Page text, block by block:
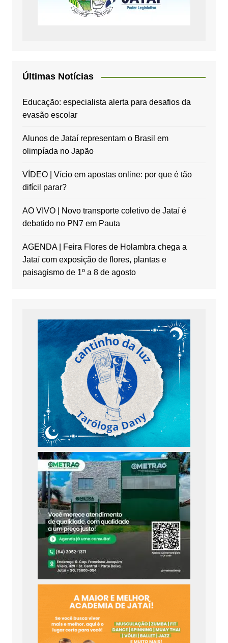
Últimas Notícias
Educação: especialista alerta para desafios da
evasão escolar
Alunos de Jataí representam o Brasil em
olimpíada no Japão
VÍDEO | Vício em apostas online: por que é tão
difícil parar?
AO VIVO | Novo transporte coletivo de Jataí é
debatido no PN7 em Pauta
AGENDA | Feira Flores de Holambra chega a
Jataí com exposição de flores, plantas e
paisagismo de 1º a 8 de agosto